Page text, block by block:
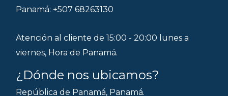
Panamá: +507 68263130
Atención al cliente de 15:00 - 20:00 lunes a
viernes, Hora de Panamá.
¿Dónde nos ubicamos?
República de Panamá, Panamá.